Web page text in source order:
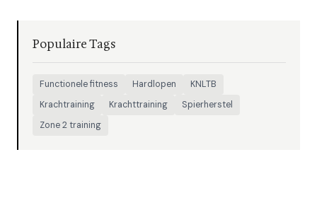
Populaire Tags
Functionele fitness Hardlopen
KNLTB
Krachtraining
Krachttraining
Spierherstel
Zone 2 training